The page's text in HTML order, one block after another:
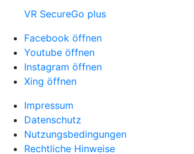
VR SecureGo plus
Facebook öffnen
Youtube öffnen
Instagram öffnen
Xing öffnen
Impressum
Datenschutz
Nutzungsbedingungen
Rechtliche Hinweise